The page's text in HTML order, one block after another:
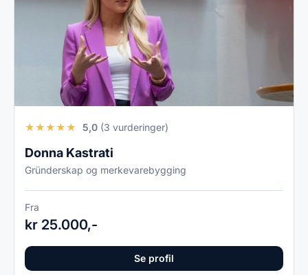
★★★★★ 5,0 (3 vurderinger)
Donna Kastrati
Gründerskap og merkevarebygging
Fra
kr 25.000,-
Se profil